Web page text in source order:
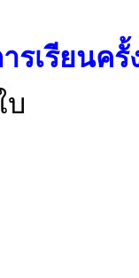
รเรียนครั้
บ